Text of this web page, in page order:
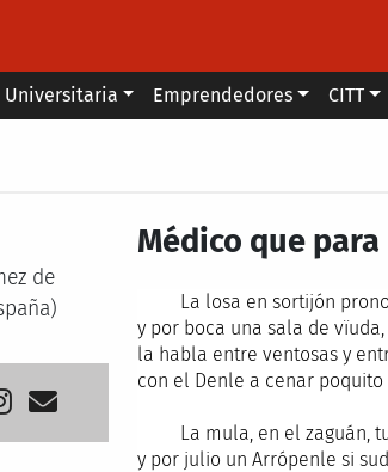
Universitaria Emprendedores CITT
de
Médico que
La losa en sortijón
y por boca una sala de vïuda,
la habla entre ventosas y
con el Denle a cenar poquito
La mula, en el zaguán,
y por julio un Arrópenle si